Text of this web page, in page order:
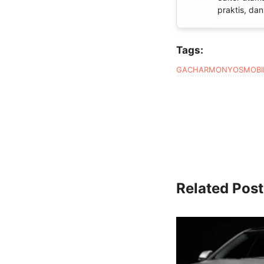
praktis,
Tags:
GACHARMONYOS
Related Post